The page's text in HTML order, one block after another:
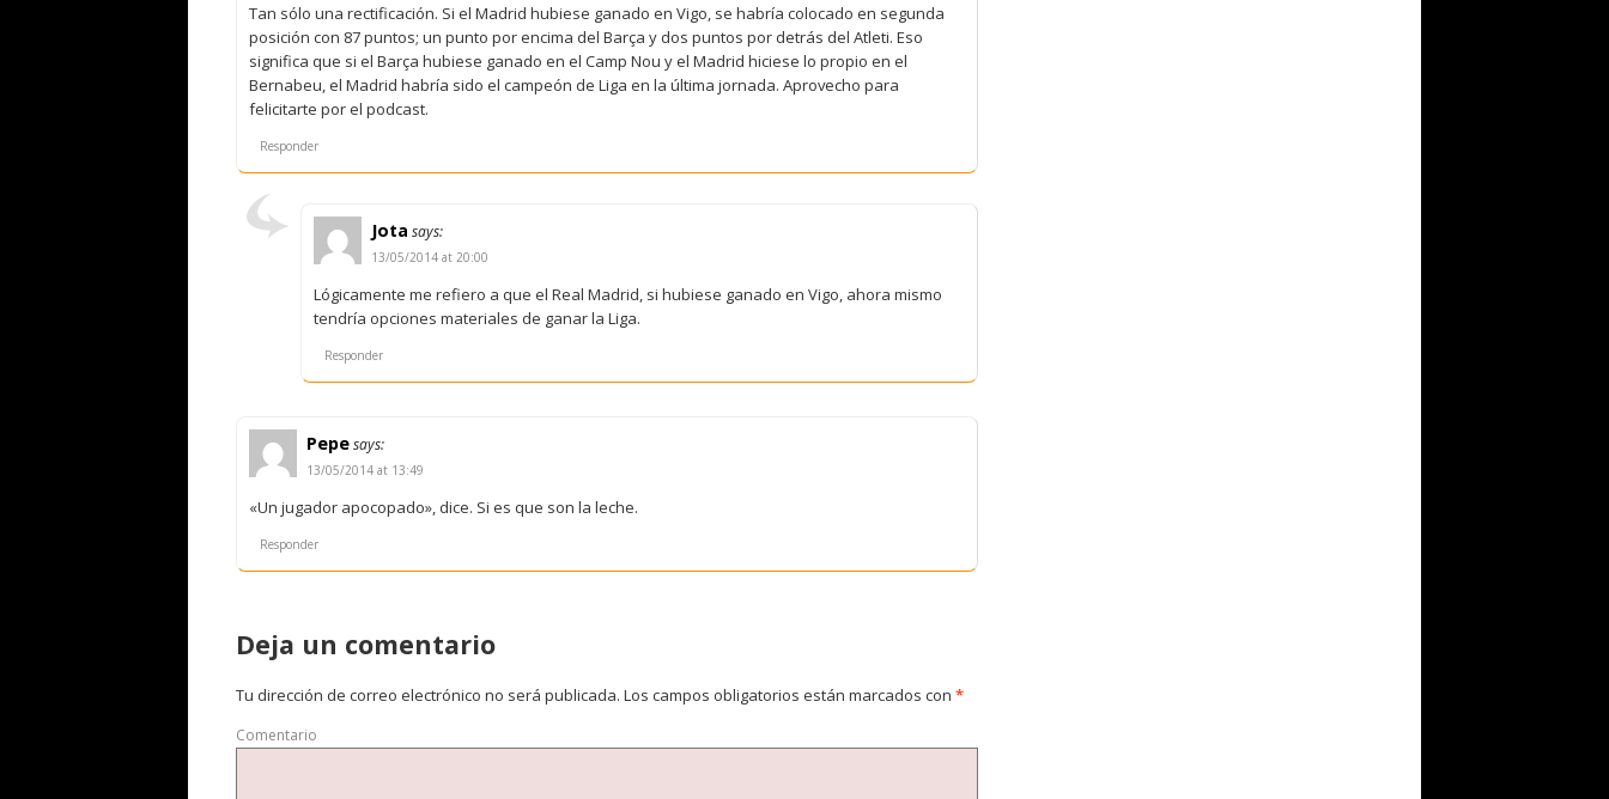
Tan sólo una rectificación. Si el Madrid hubiese ganado en Vigo, se habría colocado en segunda
posición con 87 puntos; un punto por encima del Barça y dos puntos por detrás del Atleti. Eso
significa que si el Barça hubiese ganado en el Camp Nou y el Madrid hiciese lo propio en el
Bernabeu, el Madrid habría sido el campeón de Liga en la última jornada. Aprovecho para
felicitarte por el podcast.
Responder
Jota says:
13/05/2014 at 20:00
Lógicamente me refiero a que el Real Madrid, si hubiese ganado en Vigo, ahora mismo
tendría opciones materiales de ganar la Liga.
Responder
Pepesays:
13/05/2014 at 13:49
«Un jugador apocopado», dice. Si es que son la leche.
Responder
Deja un comentario
Tu dirección de correo electrónico no será publicada. Los campos obligatorios están marcados con *
Comentario